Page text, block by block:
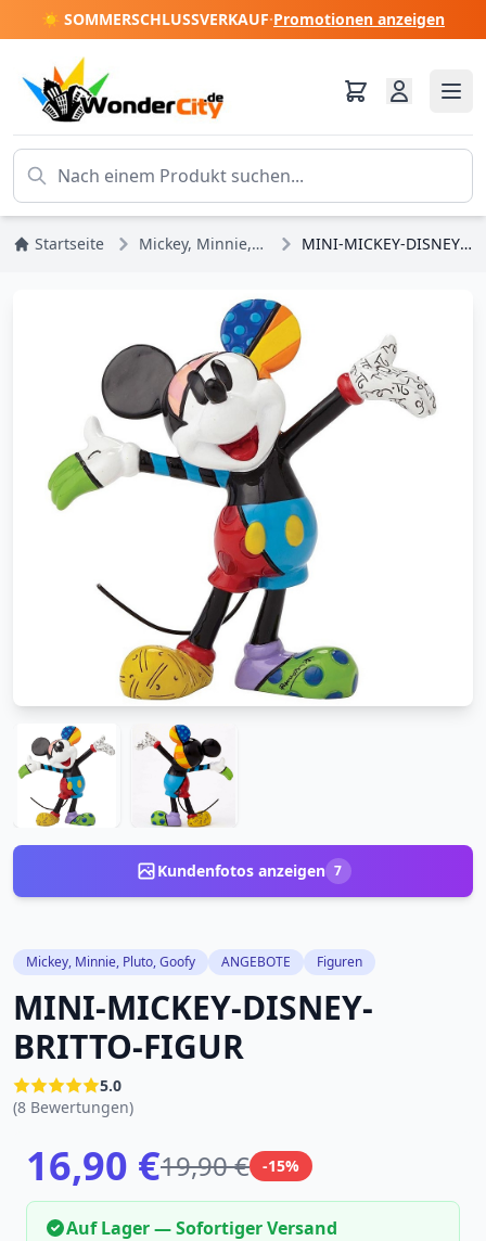
☀️ SOMMERSCHLUSSVERKAUF·Promotionen anzeigen
Startseite Mickey, Minnie, Pluto, Goofy MINI-MICKEY-DISNEY-BRITTO-FIGUR
Kundenfotos anzeigen 7
Mickey, Minnie, Pluto, Goofy ANGEBOTE Figuren
MINI-MICKEY-DISNEY-
BRITTO-FIGUR
5.0
(8 Bewertungen)
16,90 €19,90 € -15%
Auf Lager — Sofortiger Versand